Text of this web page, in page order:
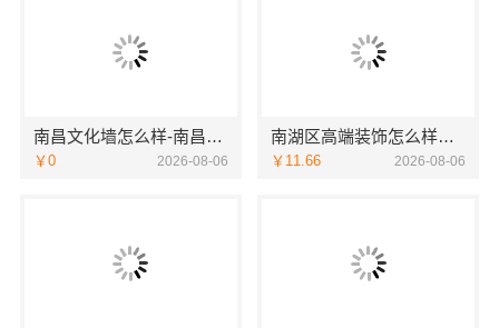
南昌文化墙怎么样-南昌恒辉广告
￥0 2026-08-06
南湖区高端装饰怎么样嘉兴锦居装饰材料有限公司
￥11.66 2026-08-06